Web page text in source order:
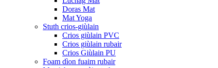
Doras Mat
Mat Yoga
Stuth crios-giùlain
Crios giùlain PVC
Crios giùlain rubair
Crios Giùlain PU
Foam dìon fuaim rubair